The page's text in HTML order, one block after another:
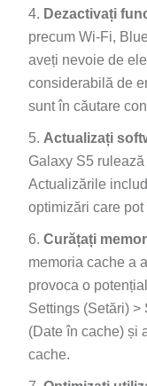
Dezactivați
precum Wi-Fi,
aveți nevoie de
considerabilă de
sunt în căutare
Actualizați
Galaxy S5
Actualizările
optimizări care
Curățați
memoria cache a
provoca o
Settings (Setări) >
(Date în cache) și
cache.